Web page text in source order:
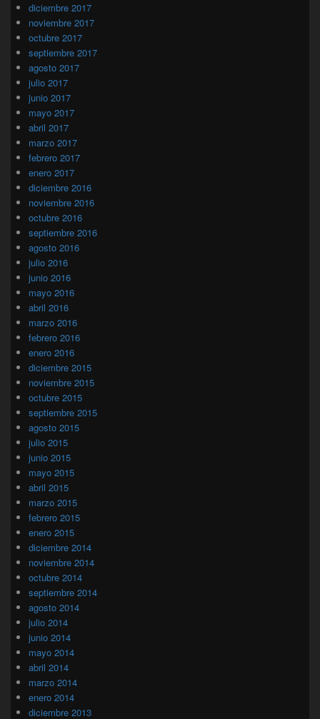
diciembre 2017
noviembre 2017
octubre 2017
septiembre 2017
agosto 2017
julio 2017
junio 2017
mayo 2017
abril 2017
marzo 2017
febrero 2017
enero 2017
diciembre 2016
noviembre 2016
octubre 2016
septiembre 2016
agosto 2016
julio 2016
junio 2016
mayo 2016
abril 2016
marzo 2016
febrero 2016
enero 2016
diciembre 2015
noviembre 2015
octubre 2015
septiembre 2015
agosto 2015
julio 2015
junio 2015
mayo 2015
abril 2015
marzo 2015
febrero 2015
enero 2015
diciembre 2014
noviembre 2014
octubre 2014
septiembre 2014
agosto 2014
julio 2014
junio 2014
mayo 2014
abril 2014
marzo 2014
enero 2014
diciembre 2013